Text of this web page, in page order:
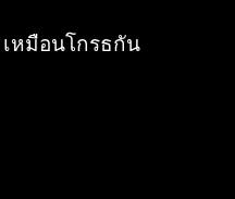
เหมือนโกรธกัน